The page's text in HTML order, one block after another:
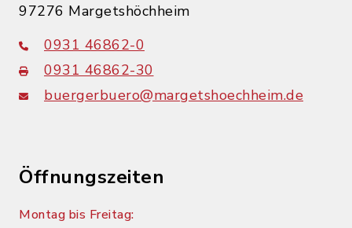
97276 Margetshöchheim
0931 46862-0
0931 46862-30
buergerbuero@margetshoechheim.de
Öffnungszeiten
Montag bis Freitag: